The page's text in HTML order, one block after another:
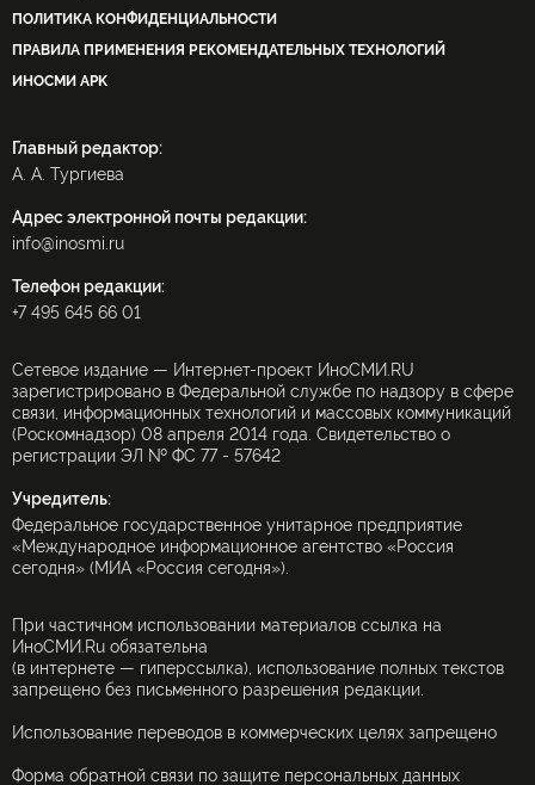
ПОЛИТИКА КОНФИДЕНЦИАЛЬНОСТИ
ПРАВИЛА ПРИМЕНЕНИЯ РЕКОМЕНДАТЕЛЬНЫХ ТЕХНОЛОГИЙ
ИНОСМИ APK
Главный редактор:
А. А. Тургиева
Адрес электронной почты редакции:
info@inosmi.ru
Телефон редакции:
+7 495 645 66 01
Сетевое издание — Интернет-проект ИноСМИ.RU
зарегистрировано в Федеральной службе по надзору в сфере
связи, информационных технологий и массовых коммуникаций
(Роскомнадзор) 08 апреля 2014 года. Свидетельство о
регистрации ЭЛ № ФС 77 - 57642
Учредитель:
Федеральное государственное унитарное предприятие
«Международное информационное агентство «Россия
сегодня» (МИА «Россия сегодня»).
При частичном использовании материалов ссылка на
ИноСМИ.Ru обязательна
(в интернете — гиперссылка), использование полных текстов
запрещено без письменного разрешения редакции.
Использование переводов в коммерческих целях запрещено
Форма обратной связи по защите персональных данных